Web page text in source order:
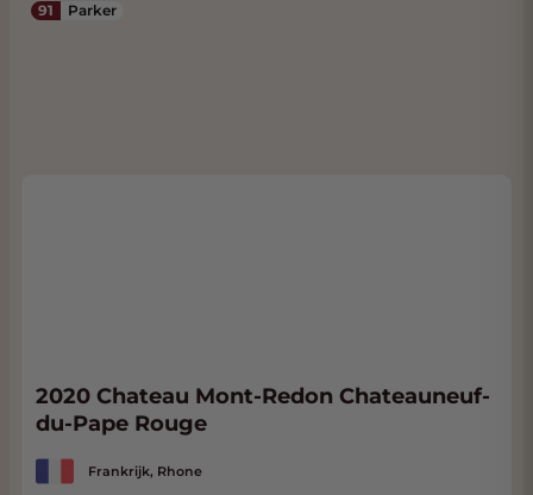
91 Parker
2020 Chateau Mont-Redon Chateauneuf-
du-Pape Rouge
Frankrijk, Rhone